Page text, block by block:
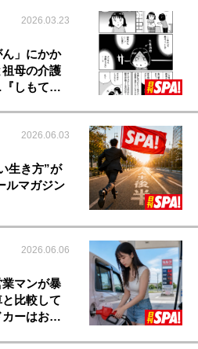
2026.03.23
」にかか
母の介護
しもて…
2026.06.03
生き方”が
ルマガジン
2026.06.06
マンが暴
比較して
カーはお…